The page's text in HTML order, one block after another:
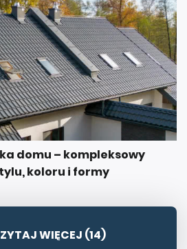
domu – kompleksowy
koloru i formy
WIĘCEJ (14)